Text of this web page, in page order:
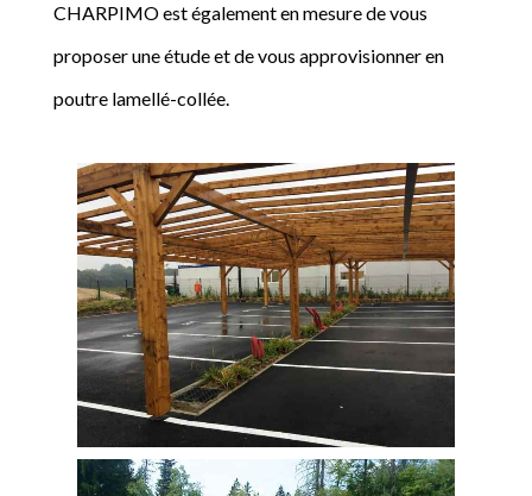
CHARPIMO est également en mesure de vous
proposer une étude et de vous approvisionner en
poutre lamellé-collée.